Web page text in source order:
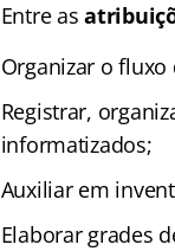
Entre as
Organizar o
Registrar,
informatizados;
Auxiliar em
Elaborar grades